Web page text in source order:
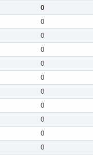
0
0
0
0
0
0
0
0
0
0
0